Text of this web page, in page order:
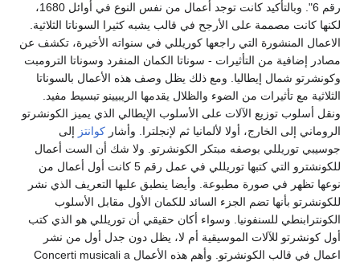
رقم 6". وبالتأكيد كانت توجد أعمال من نفس النوع في أوائل 1680،
لكنها كانت مصممة على الأرجح في قالب يشبه كثيرا السوناتا الثلاثية.
الاعمال المنشورة التي راجعها كوريللي في سنواته الأخيرة، تكشف عن
مصادر إضافية من التأثيرات - سوناتا الكمان المنفرد وسوناتا الترومبت
وكونشرتو شمال إيطاليا. ومع ذلك يظل وصف هذه الأعمال بالسوناتا
الثلاثية مع تأثيرات من الضوء والظلال يقدمها الريبيينو تبسيط مفيد.
ونقل أسلوب توزيع الآلات على الأسلوب الإيطالي الذي يميز الكونشرتو
الروماني إلى الخارج، أولا لألمانيا ثم لإنجلترا. وأشار كوانتز إلى
جوسيبي توريللي بوصفه مبتكر الكونشرتو. ولا شك أن الست أعمال
للكونشترو التي كتبها توريللي في عمل رقم 5 كانت أول أعمال من
نوعها تظهر في صورة مطبوعة. وأيضا ينطبق عليها التعريف الذي نشر
للكونشرتو بأنها تضم الجزء السائد للكمان الأول مقابل الأسلوب
الكونترابنطي للسنفونيا. وسواء أكان حقيقي أن توريللي هو الذي كتب
أول كونشرتو للآلات الموسيقية أم لا، يظل دون جدل أول من نشر
اعمال في قالب الكونشرتو. وأهم هذه الأعمال Concerti musicali a